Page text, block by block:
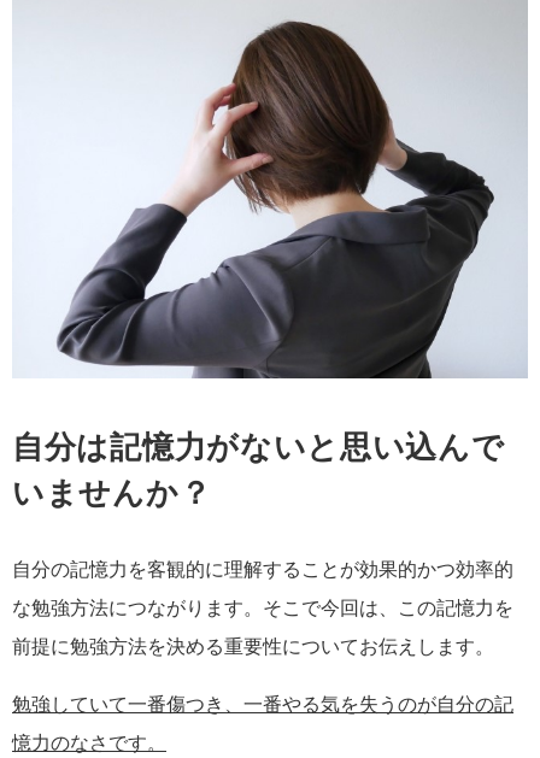
自分は記憶力がないと思い込んで
いませんか？
自分の記憶力を客観的に理解することが効果的かつ効率的
な勉強方法につながります。そこで今回は、この記憶力を
前提に勉強方法を決める重要性についてお伝えします。
勉強していて一番傷つき、一番やる気を失うのが自分の記
憶力のなさです。